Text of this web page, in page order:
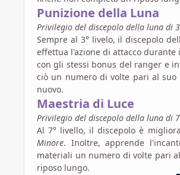
Punizione della Luna
Privilegio del discepolo della luna di
Sempre al 3° livelo, il discepolo
effettua l'azione di attacco
con gli stessi bonus del ranger e
ciò un numero di volte pari al
nuovo.
Maestria di Luce
Privilegio del discepolo della luna di
Al 7° livello, il discepolo è
Minore. Inoltre, apprende
materiali un numero di volte pari
riposo lungo.